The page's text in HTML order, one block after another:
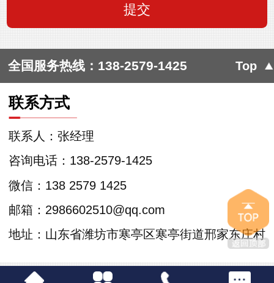
全国服务热线： 138-2579-1425 Top
联系方式
咨询电话：138-2579-1425
联系人：张经理
微信：138 2579 1425
邮箱：2986602510@qq.com
地址：山东省潍坊市寒亭区寒亭街道邢家东庄村